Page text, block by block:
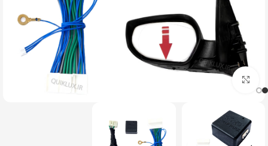
بزرگنمایی تصویر